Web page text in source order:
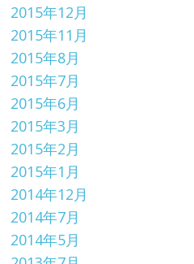
2015年12月
2015年11月
2015年8月
2015年7月
2015年6月
2015年3月
2015年2月
2015年1月
2014年12月
2014年7月
2014年5月